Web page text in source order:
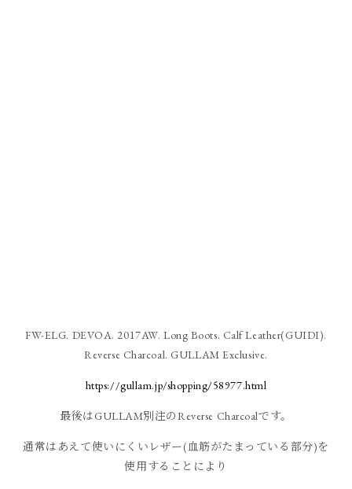
FW-ELG. DEVOA. 2017AW. Long Boots. Calf Leather(GUIDI).
Reverse Charcoal. GULLAM Exclusive.
https://gullam.jp/shopping/58977.html
最後はGULLAM別注のReverse Charcoalです。
通常はあえて使いにくいレザー(血筋がたまっている部分)を
使用することにより